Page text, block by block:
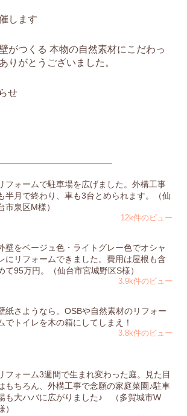
します
がつくる 本物の自然素材にこだわっ
りがとうございました。
せ
フォームで駐車場を広げました。外構工事
半月で終わり、車も3台とめられます。（仙
市泉区M様）
12k件のビュー
壁をベージュ色・ライトグレー色でオシャ
にリフォームできました。費用は屋根も含
て95万円。（仙台市宮城野区S様）
3.9k件のビュー
紙さようなら。OSBや自然素材のリフォー
でトイレを木の箱にしてしまえ！
3.8k件のビュー
フォーム3週間で生まれ変わった庭。見た目
もちろん、外構工事で念願の家庭菜園♪駐車
も大ハバに広がりました♪ （多賀城市W
）